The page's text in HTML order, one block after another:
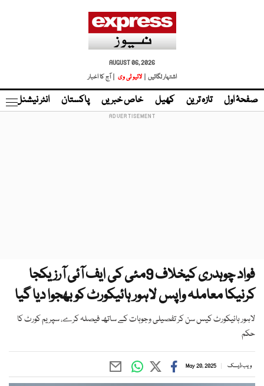
AUGUST 06, 2026
اشتہار لگائیں |
لائیو ٹی وی | آج کا اخبار
صفحۂ اول تازہ ترین کھیل خاص خبریں پاکستان انٹر نیشنل
فواد چوہدری کیخلاف 9مئی کی ایف آئی آرز یکجا
کرنیکا معاملہ واپس لاہور ہائیکورٹ کو بھجوا دیا گیا
لاہور ہائیکورٹ کیس سن کر تفصیلی وجوہات کے ساتھ فیصلہ کرے، سپریم کورٹ کا
حکم
ویب ڈیسک May 20, 2025